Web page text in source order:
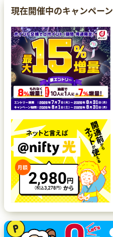
現在開催中のキャンペーン